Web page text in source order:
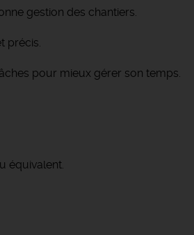
gestion des chantiers.
précis.
pour mieux gérer son temps.
équivalent.